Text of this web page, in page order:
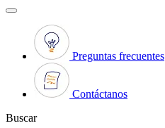
Preguntas frecuentes
Contáctanos
Buscar